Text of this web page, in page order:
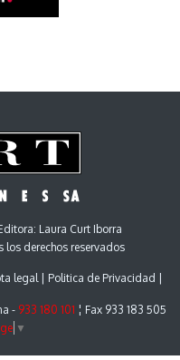
Laura Curt Iborra
derechos reservados
legal Politica de Privacidad
- 933 180 101 ¦ Fax 933 183 505
▼